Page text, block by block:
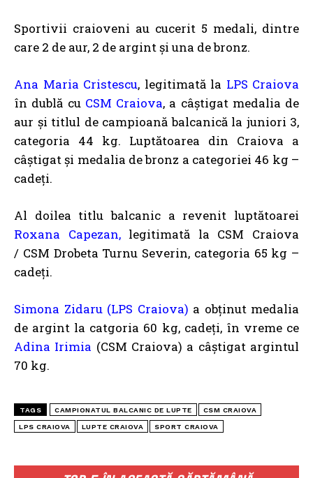
Sportivii craioveni au cucerit 5 medali, dintre
care 2 de aur, 2 de argint și una de bronz.
Ana Maria Cristescu, legitimată la LPS Craiova
în dublă cu CSM Craiova, a câștigat medalia de
aur și titlul de campioană balcanică la juniori 3,
categoria 44 kg. Luptătoarea din Craiova a
câștigat și medalia de bronz a categoriei 46 kg –
cadeți.
Al doilea titlu balcanic a revenit luptătoarei
Roxana Capezan,legitimată la CSM Craiova
/ CSM Drobeta Turnu Severin, categoria 65 kg –
cadeți.
Simona Zidaru (LPS Craiova) a obținut medalia
de argint la catgoria 60 kg, cadeți, în vreme ce
Adina Irimia (CSM Craiova) a câștigat argintul
70 kg.
TAGS CAMPIONATUL BALCANIC DE LUPTE CSM CRAIOVA
LPS CRAIOVA LUPTE CRAIOVA SPORT CRAIOVA